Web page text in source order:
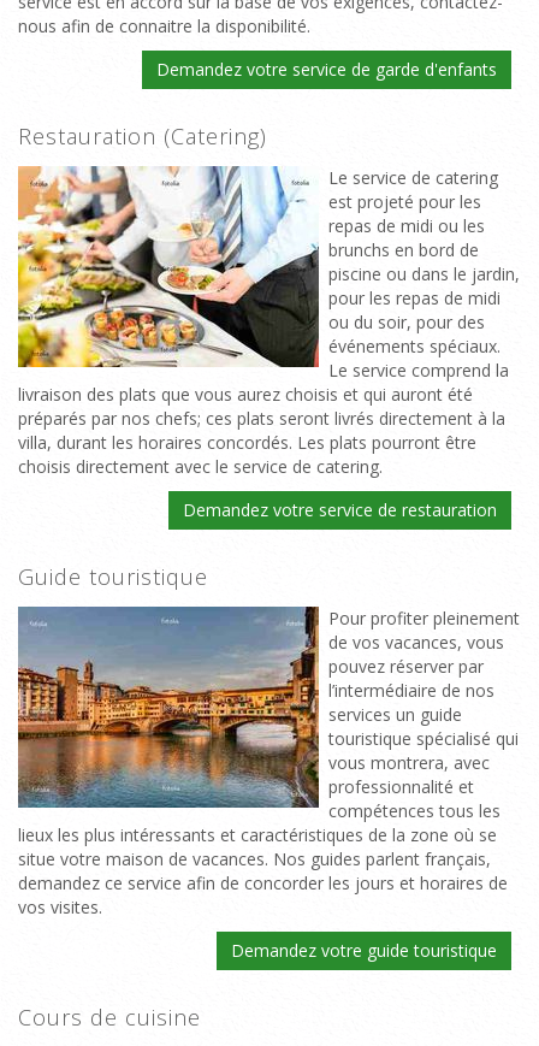
nous afin de connaitre la disponibilité.
Demandez votre service de garde d'enfants
Restauration (Catering)
Le service de catering
est projeté pour les
repas de midi ou les
brunchs en bord de
piscine ou dans le jardin,
pour les repas de midi
ou du soir, pour des
événements spéciaux.
Le service comprend la
livraison des plats que vous aurez choisis et qui auront été
préparés par nos chefs; ces plats seront livrés directement à la
villa, durant les horaires concordés. Les plats pourront être
choisis directement avec le service de catering.
Demandez votre service de restauration
Guide touristique
Pour profiter pleinement
de vos vacances, vous
pouvez réserver par
l’intermédiaire de nos
services un guide
touristique spécialisé qui
vous montrera, avec
professionnalité et
compétences tous les
lieux les plus intéressants et caractéristiques de la zone où se
situe votre maison de vacances. Nos guides parlent français,
demandez ce service afin de concorder les jours et horaires de
vos visites.
Demandez votre guide touristique
Cours de cuisine